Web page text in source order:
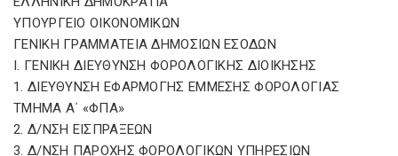
ΥΠΟΥΡΓΕΙΟ ΟΙΚΟΝΟΜΙΚΩΝ
ΓΕΝΙΚΗ ΓΡΑΜΜΑΤΕΙΑ ΔΗΜΟΣΙΩΝ ΕΣΟΔΩΝ
Ι. ΓΕΝΙΚΗ ΔΙΕΥΘΥΝΣΗ ΦΟΡΟΛΟΓΙΚΗΣ ΔΙΟΙΚΗΣΗΣ
1. ΔΙΕΥΘΥΝΣΗ ΕΦΑΡΜΟΓΗΣ ΕΜΜΕΣΗΣ ΦΟΡΟΛΟΓΙΑΣ
ΤΜΗΜΑ Α΄ «ΦΠΑ»
2. Δ/ΝΣΗ ΕΙΣΠΡΑΞΕΩΝ
3. Δ/ΝΣΗ ΠΑΡΟΧΗΣ ΦΟΡΟΛΟΓΙΚΩΝ ΥΠΗΡΕΣΙΩΝ